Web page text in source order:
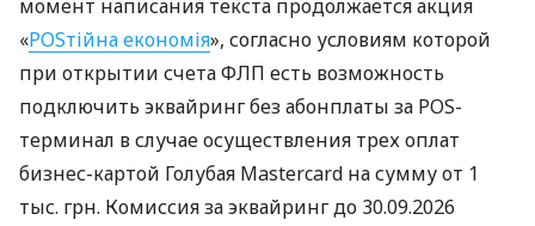
момент написания текста продолжается акция
«POSтійна економія», согласно условиям которой
при открытии счета ФЛП есть возможность
подключить эквайринг без абонплаты за POS-
терминал в случае осуществления трех оплат
бизнес-картой Голубая Mastercard на сумму от 1
тыс. грн. Комиссия за эквайринг до 30.09.2026